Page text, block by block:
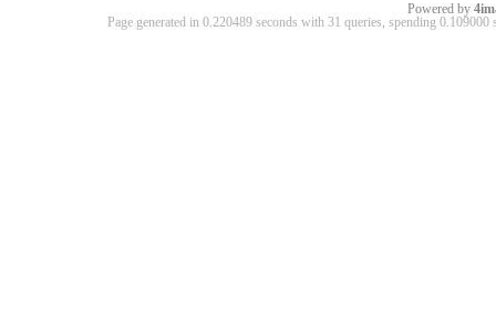
Powered by
Page generated in 0.220489 seconds with 31 queries, spending